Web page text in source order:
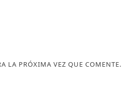
LA PRÓXIMA VEZ QUE COMENTE.